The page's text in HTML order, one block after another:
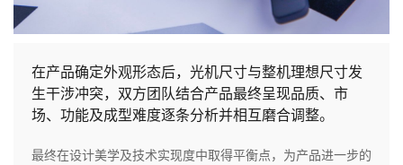
在产品确定外观形态后，光机尺寸与整机理想尺寸发
生干涉冲突，双方团队结合产品最终呈现品质、市
场、功能及成型难度逐条分析并相互磨合调整。
最终在设计美学及技术实现度中取得平衡点，为产品进一步的